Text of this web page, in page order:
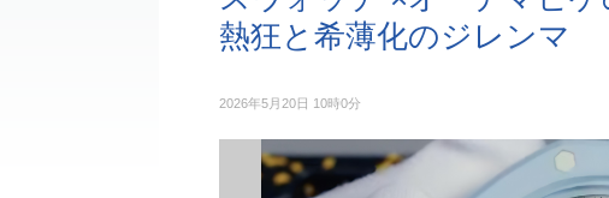
熱狂と希薄化のジレンマ
2026年5月20日 10時0分